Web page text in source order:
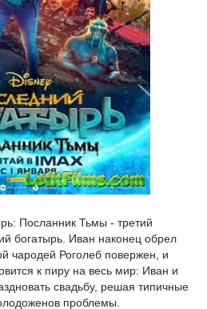
Посланник Тьмы - третий
богатырь. Иван наконец обрел
чародей Роголеб повержен, и
к пиру на весь мир: Иван и
свадьбу, решая типичные
проблемы.